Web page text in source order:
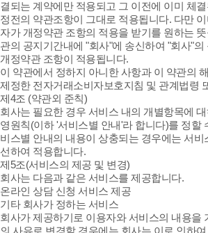
결되는 계약에만 적용되고 그 이전에 이미 체
정전의 약관조항이 그대로 적용됩니다. 다만
자가 개정약관 조항의 적용을 받기를 원하는
관의 공지기간내에 "회사"에 송신하여 "회사"
개정약관 조항이 적용됩니다.
이 약관에서 정하지 아니한 사항과 이 약관의
제정한 전자거래소비자보호지침 및 관계법령
제4조 (약관외 준칙)
회사는 필요한 경우 서비스 내의 개별항목에
영원칙(이하 '서비스별 안내'라 합니다)를 정할
비스별 안내의 내용이 상충되는 경우에는 서
선하여 적용합니다.
제5조(서비스의 제공 및 변경)
회사는 다음과 같은 서비스를 제공합니다.
온라인 상담 신청 서비스 제공
기타 회사가 정하는 서비스
회사가 제공하기로 이용자와 서비스의 내용을